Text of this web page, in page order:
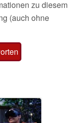
zu diesem
(auch ohne